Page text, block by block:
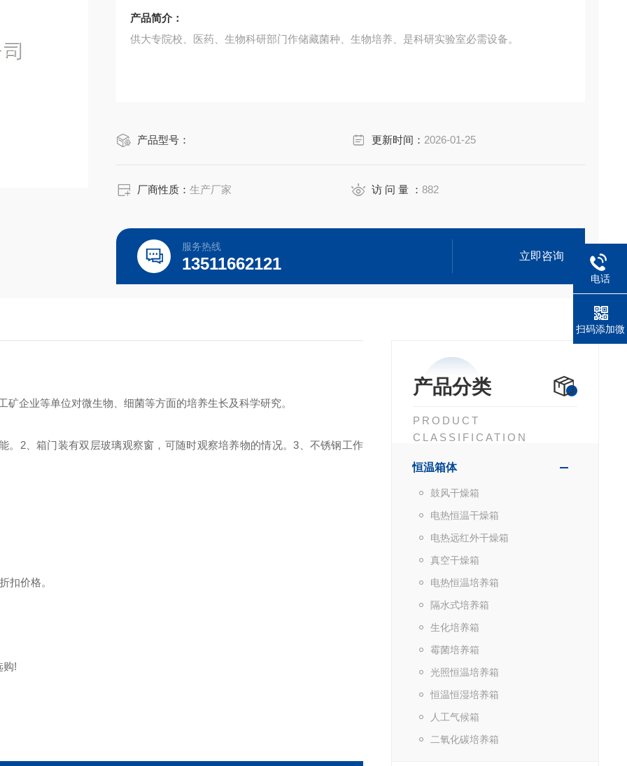
产品简介：
供大专院校、医药、生物科研部门作储藏菌种、生物培养、是科研实验室必需设备。
产品型号： 更新时间： 2026-01-25
厂商性质：生产厂家 访 问 量 ：882
服务热线
13511662121 立即咨询
产品分类
PRODUCT
CLASSIFICATION
恒温箱体
鼓风干燥箱
电热恒温干燥箱
电热远红外干燥箱
真空干燥箱
电热恒温培养箱
隔水式培养箱
生化培养箱
霉菌培养箱
光照恒温培养箱
恒温恒湿培养箱
人工气候箱
二氧化碳培养箱
企业等单位对微生物、细菌等方面的培养生长及科学研究。
。 2、箱门装有双层玻璃观察窗，可随时观察培养物的情况。3、不锈钢工作
扣价格。
购!
电话
扫码添加微
信